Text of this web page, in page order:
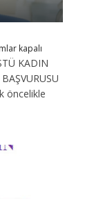
kapalı
KADIN
öncelikle